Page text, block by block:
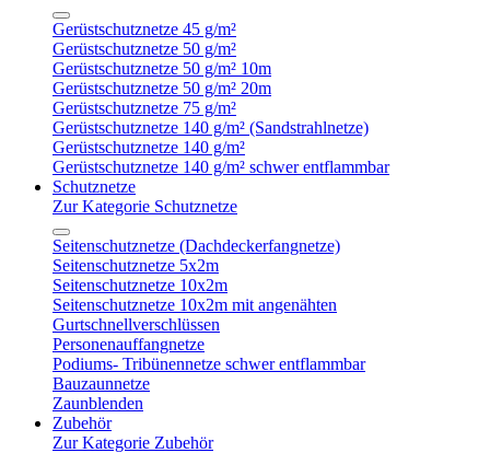
Gerüstschutznetze 45 g/m²
Gerüstschutznetze 50 g/m²
Gerüstschutznetze 50 g/m² 10m
Gerüstschutznetze 50 g/m² 20m
Gerüstschutznetze 75 g/m²
Gerüstschutznetze 140 g/m² (Sandstrahlnetze)
Gerüstschutznetze 140 g/m²
Gerüstschutznetze 140 g/m² schwer entflammbar
Schutznetze
Zur Kategorie Schutznetze
Seitenschutznetze (Dachdeckerfangnetze)
Seitenschutznetze 5x2m
Seitenschutznetze 10x2m
Seitenschutznetze 10x2m mit angenähten
Gurtschnellverschlüssen
Personenauffangnetze
Podiums- Tribünennetze schwer entflammbar
Bauzaunnetze
Zaunblenden
Zubehör
Zur Kategorie Zubehör